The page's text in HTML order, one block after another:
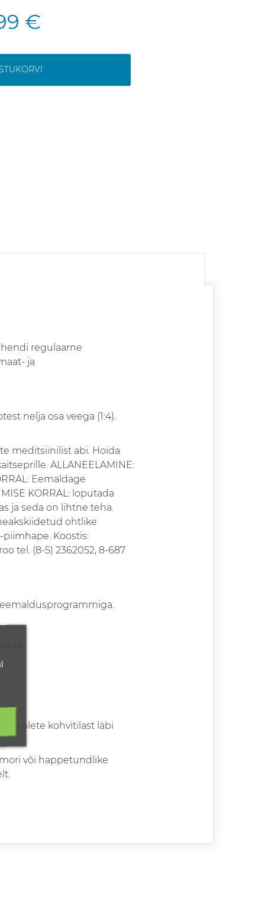
€
regulaarne
ja
nelja osa veega (1:4).
meditsiinilist abi. Hoida
ALLANEELAMINE:
Eemaldage
KORRAL: loputada
ja seda on lihtne teha.
ohtlike
Koostis:
tel. (8-5) 2362052, 8-687
olete kohvitilast läbi
või happetundlike